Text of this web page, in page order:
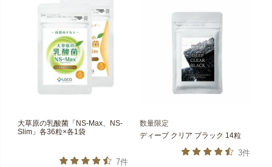
大草原の乳酸菌「NS-Max、NS-
Slim」各36粒×各1袋
7件
数量限定
ディープ クリア ブラック 14粒
3件